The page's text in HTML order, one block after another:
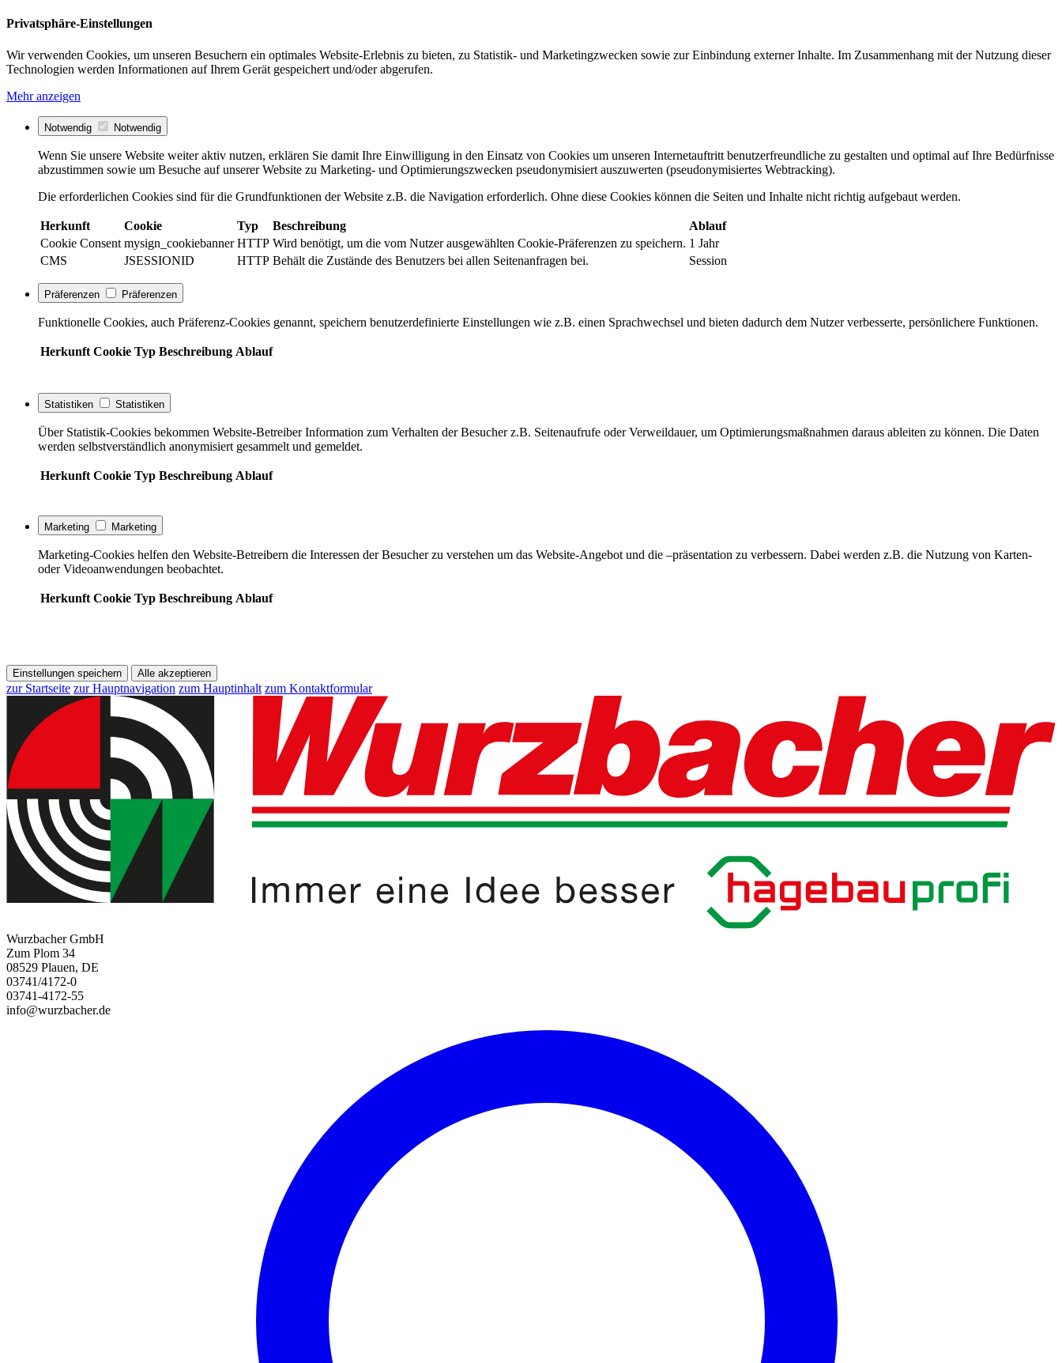
Privatsphäre-Einstellungen
Wir verwenden Cookies, um unseren Besuchern ein optimales Website-Erlebnis zu bieten, zu Statistik- und Marketingzwecken sowie zur Einbindung externer Inhalte. Im Zusammenhang mit der Nutzung dieser
Technologien werden Informationen auf Ihrem Gerät gespeichert und/oder abgerufen.
Mehr anzeigen
Notwendig Notwendig
Wenn Sie unsere Website weiter aktiv nutzen, erklären Sie damit Ihre Einwilligung in den Einsatz von Cookies um unseren Internetauftritt benutzerfreundliche zu gestalten und optimal auf Ihre Bedürfnisse
abzustimmen sowie um Besuche auf unserer Website zu Marketing- und Optimierungszwecken pseudonymisiert auszuwerten (pseudonymisiertes Webtracking).
Die erforderlichen Cookies sind für die Grundfunktionen der Website z.B. die Navigation erforderlich. Ohne diese Cookies können die Seiten und Inhalte nicht richtig aufgebaut werden.
Herkunft Cookie Typ Beschreibung
Ablauf
Cookie Consent mysign_cookiebanner HTTP Wird benötigt, um die vom Nutzer ausgewählten Cookie-Präferenzen zu speichern. 1 Jahr
CMS
JSESSIONID HTTP Behält die Zustände des Benutzers bei allen Seitenanfragen bei. Session
Präferenzen Präferenzen
Funktionelle Cookies, auch Präferenz-Cookies genannt, speichern benutzerdefinierte Einstellungen wie z.B. einen Sprachwechsel und bieten dadurch dem Nutzer verbesserte, persönlichere Funktionen.
Herkunft Cookie Typ Beschreibung Ablauf
Statistiken Statistiken
Über Statistik-Cookies bekommen Website-Betreiber Information zum Verhalten der Besucher z.B. Seitenaufrufe oder Verweildauer, um Optimierungsmaßnahmen daraus ableiten zu können. Die Daten
werden selbstverständlich anonymisiert gesammelt und gemeldet.
Herkunft Cookie Typ Beschreibung Ablauf
Marketing Marketing
Marketing-Cookies helfen den Website-Betreibern die Interessen der Besucher zu verstehen um das Website-Angebot und die –präsentation zu verbessern. Dabei werden z.B. die Nutzung von Karten-
oder Videoanwendungen beobachtet.
Herkunft Cookie Typ Beschreibung Ablauf
Einstellungen speichern Alle akzeptieren
zur Startseite zur Hauptnavigation zum Hauptinhalt zum Kontaktformular
Wurzbacher GmbH
Zum Plom 34
08529 Plauen, DE
03741/4172-0
03741-4172-55
info@wurzbacher.de